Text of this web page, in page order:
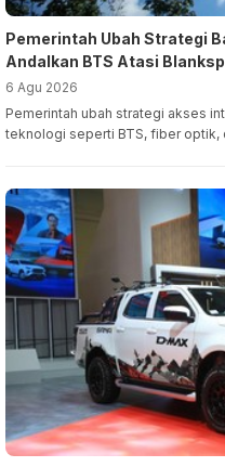
Pemerintah Ubah Strategi
Andalkan BTS Atasi
6 Agu 2026
Pemerintah ubah strategi akses
teknologi seperti BTS, fiber optik,